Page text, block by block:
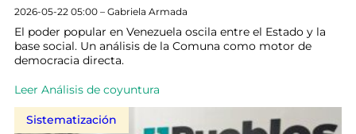
2026-05-22 05:00 – Gabriela Armada
El poder popular en Venezuela oscila entre el Estado y la
base social. Un análisis de la Comuna como motor de
democracia directa.
Leer Análisis de coyuntura
Sistematización